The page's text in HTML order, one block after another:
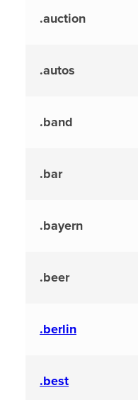
.auction
.autos
.band
.bar
.bayern
.beer
.berlin
.best